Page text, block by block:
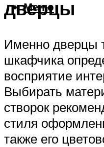
Меню
дверцы
Именно дверцы
шкафчика
восприятие
Выбирать
створок
стиля
также его